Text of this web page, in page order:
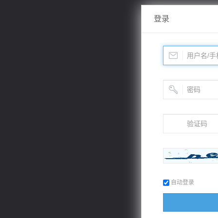
登录
自动登录